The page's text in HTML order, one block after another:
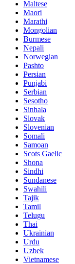
Maltese
Maori
Marathi
Mongolian
Burmese
Nepali
Norwegian
Pashto
Persian
Punjabi
Serbian
Sesotho
Sinhala
Slovak
Slovenian
Somali
Samoan
Scots Gaelic
Shona
Sindhi
Sundanese
Swahili
Tajik
Tamil
Telugu
Thai
Ukrainian
Urdu
Uzbek
Vietnamese